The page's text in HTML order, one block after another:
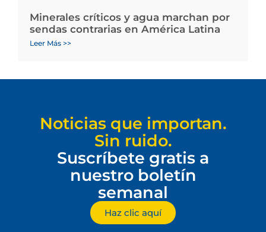
Minerales críticos y agua marchan por
sendas contrarias en América Latina
Leer Más >>
Noticias que importan.
Sin ruido.
Suscríbete gratis a
nuestro boletín
semanal
Haz clic aquí